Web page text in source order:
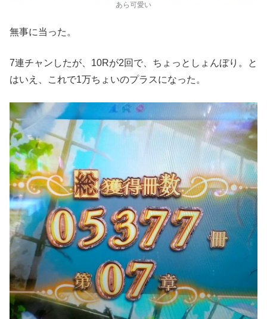
あら可愛い
無事に当った。
7連チャンしたが、10Rが2回で、ちょっとしょんぼり。と
はいえ、これで1万ちょいのプラスになった。